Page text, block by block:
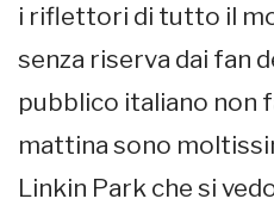
i riflettori di tutto il
senza riserva dai fan
pubblico italiano non
mattina sono
Linkin Park che si